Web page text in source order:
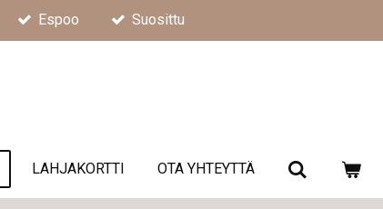
Espoo Suosittu
LAHJAKORTTI OTA YHTEYTTÄ